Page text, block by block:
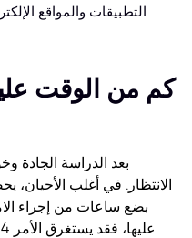
التطبيقات والمواقع
كم من الوقت
بعد الدراسة الجادة
الانتظار. في أغلب الأحيان،
بضع ساعات من إجراء
عليها، فقد يستغرق الأمر 24 ساعة كحد أقصى.